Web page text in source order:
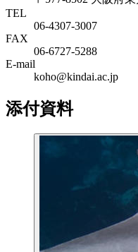
TEL
06‐4307‐3007
FAX
06‐6727‐5288
E-mail
koho@kindai.ac.jp
添付資料